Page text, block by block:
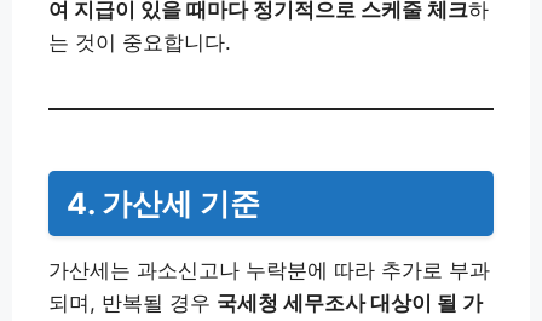
여 지급이 있을 때마다 정기적으로 스케줄 체크하
는 것이 중요합니다.
4. 가산세 기준
가산세는 과소신고나 누락분에 따라 추가로 부과
되며, 반복될 경우 국세청 세무조사 대상이 될 가